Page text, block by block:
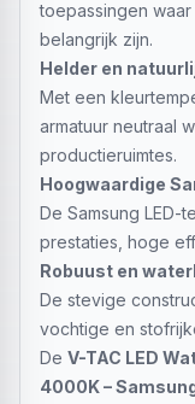
toepassingen
belangrijk zijn.
Helder en
Met een
armatuur neutraal
productieruimtes.
Hoogwaardige
De Samsung
prestaties, hoge
Robuust en
De stevige
vochtige en
De V-TAC LED
4000K –